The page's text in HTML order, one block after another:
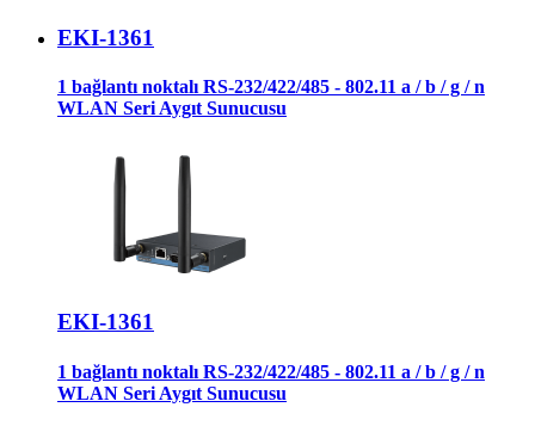
EKI-1361
1 bağlantı noktalı RS-232/422/485 - 802.11 a / b / g / n
WLAN Seri Aygıt Sunucusu
EKI-1361
1 bağlantı noktalı RS-232/422/485 - 802.11 a / b / g / n
WLAN Seri Aygıt Sunucusu